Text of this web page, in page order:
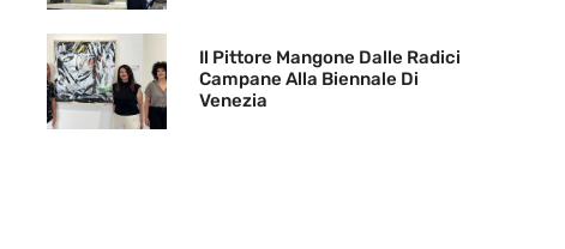
Il Pittore Mangone Dalle Radici
Campane Alla Biennale Di
Venezia